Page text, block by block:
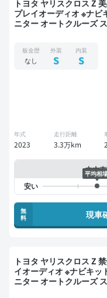
トヨタ ヤリスクロス Z 美品 禁煙車 整備記録簿あり ディス
プレイオーディオ ※ナビ
ニター オートクルーズ
板金歴
なし
外装
S
内装
S
年式
2023
走行距離
3.3万km
中古
平均相
無
料
現車
トヨタ ヤリスクロス Z 禁煙車 整備記録簿あり ディスプレ
イオーディオ ※ナビキッ
ニター オートクルーズ